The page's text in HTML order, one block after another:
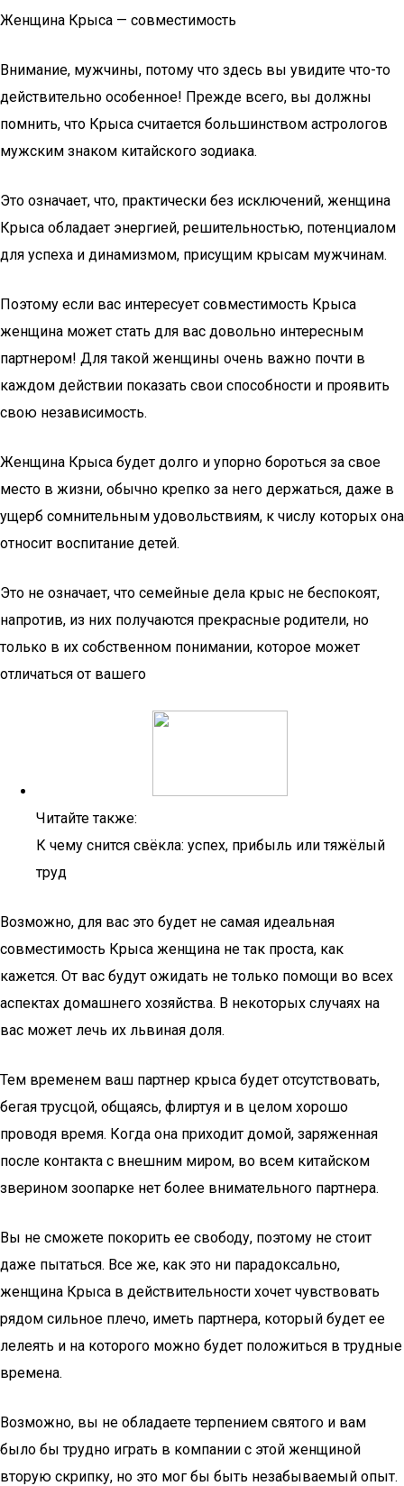
Женщина Крыса — совместимость
Внимание, мужчины, потому что здесь вы увидите что-то
действительно особенное! Прежде всего, вы должны
помнить, что Крыса считается большинством астрологов
мужским знаком китайского зодиака.
Это означает, что, практически без исключений, женщина
Крыса обладает энергией, решительностью, потенциалом
для успеха и динамизмом, присущим крысам мужчинам.
Поэтому если вас интересует совместимость Крыса
женщина может стать для вас довольно интересным
партнером! Для такой женщины очень важно почти в
каждом действии показать свои способности и проявить
свою независимость.
Женщина Крыса будет долго и упорно бороться за свое
место в жизни, обычно крепко за него держаться, даже в
ущерб сомнительным удовольствиям, к числу которых она
относит воспитание детей.
Это не означает, что семейные дела крыс не беспокоят,
напротив, из них получаются прекрасные родители, но
только в их собственном понимании, которое может
отличаться от вашего
Читайте также:
К чему снится свёкла: успех, прибыль или тяжёлый
труд
Возможно, для вас это будет не самая идеальная
совместимость Крыса женщина не так проста, как
кажется. От вас будут ожидать не только помощи во всех
аспектах домашнего хозяйства. В некоторых случаях на
вас может лечь их львиная доля.
Тем временем ваш партнер крыса будет отсутствовать,
бегая трусцой, общаясь, флиртуя и в целом хорошо
проводя время. Когда она приходит домой, заряженная
после контакта с внешним миром, во всем китайском
зверином зоопарке нет более внимательного партнера.
Вы не сможете покорить ее свободу, поэтому не стоит
даже пытаться. Все же, как это ни парадоксально,
женщина Крыса в действительности хочет чувствовать
рядом сильное плечо, иметь партнера, который будет ее
лелеять и на которого можно будет положиться в трудные
времена.
Возможно, вы не обладаете терпением святого и вам
было бы трудно играть в компании с этой женщиной
вторую скрипку, но это мог бы быть незабываемый опыт.